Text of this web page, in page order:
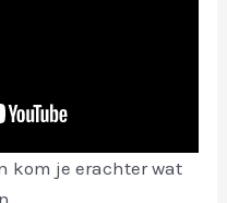
kom je erachter wat